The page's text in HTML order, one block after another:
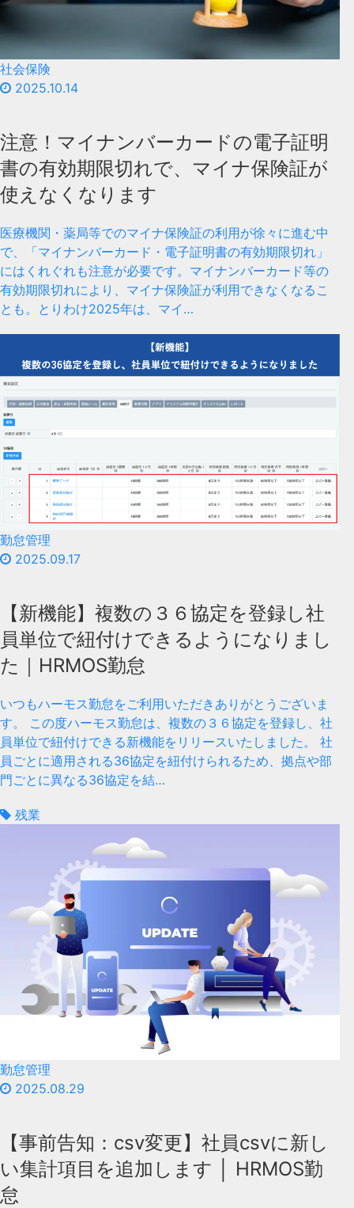
社会保険
2025.10.14
注意！マイナンバーカードの電子証明
書の有効期限切れで、マイナ保険証が
使えなくなります
医療機関・薬局等でのマイナ保険証の利用が徐々に進む中
で、「マイナンバーカード・電子証明書の有効期限切れ」
にはくれぐれも注意が必要です。マイナンバーカード等の
有効期限切れにより、マイナ保険証が利用できなくなるこ
とも。とりわけ2025年は、マイ…
勤怠管理
2025.09.17
【新機能】複数の３６協定を登録し社
員単位で紐付けできるようになりまし
た｜HRMOS勤怠
いつもハーモス勤怠をご利用いただきありがとうございま
す。 この度ハーモス勤怠は、複数の３６協定を登録し、社
員単位で紐付けできる新機能をリリースいたしました。 社
員ごとに適用される36協定を紐付けられるため、拠点や部
門ごとに異なる36協定を結…
残業
勤怠管理
2025.08.29
【事前告知：csv変更】社員csvに新し
い集計項目を追加します │ HRMOS勤
怠